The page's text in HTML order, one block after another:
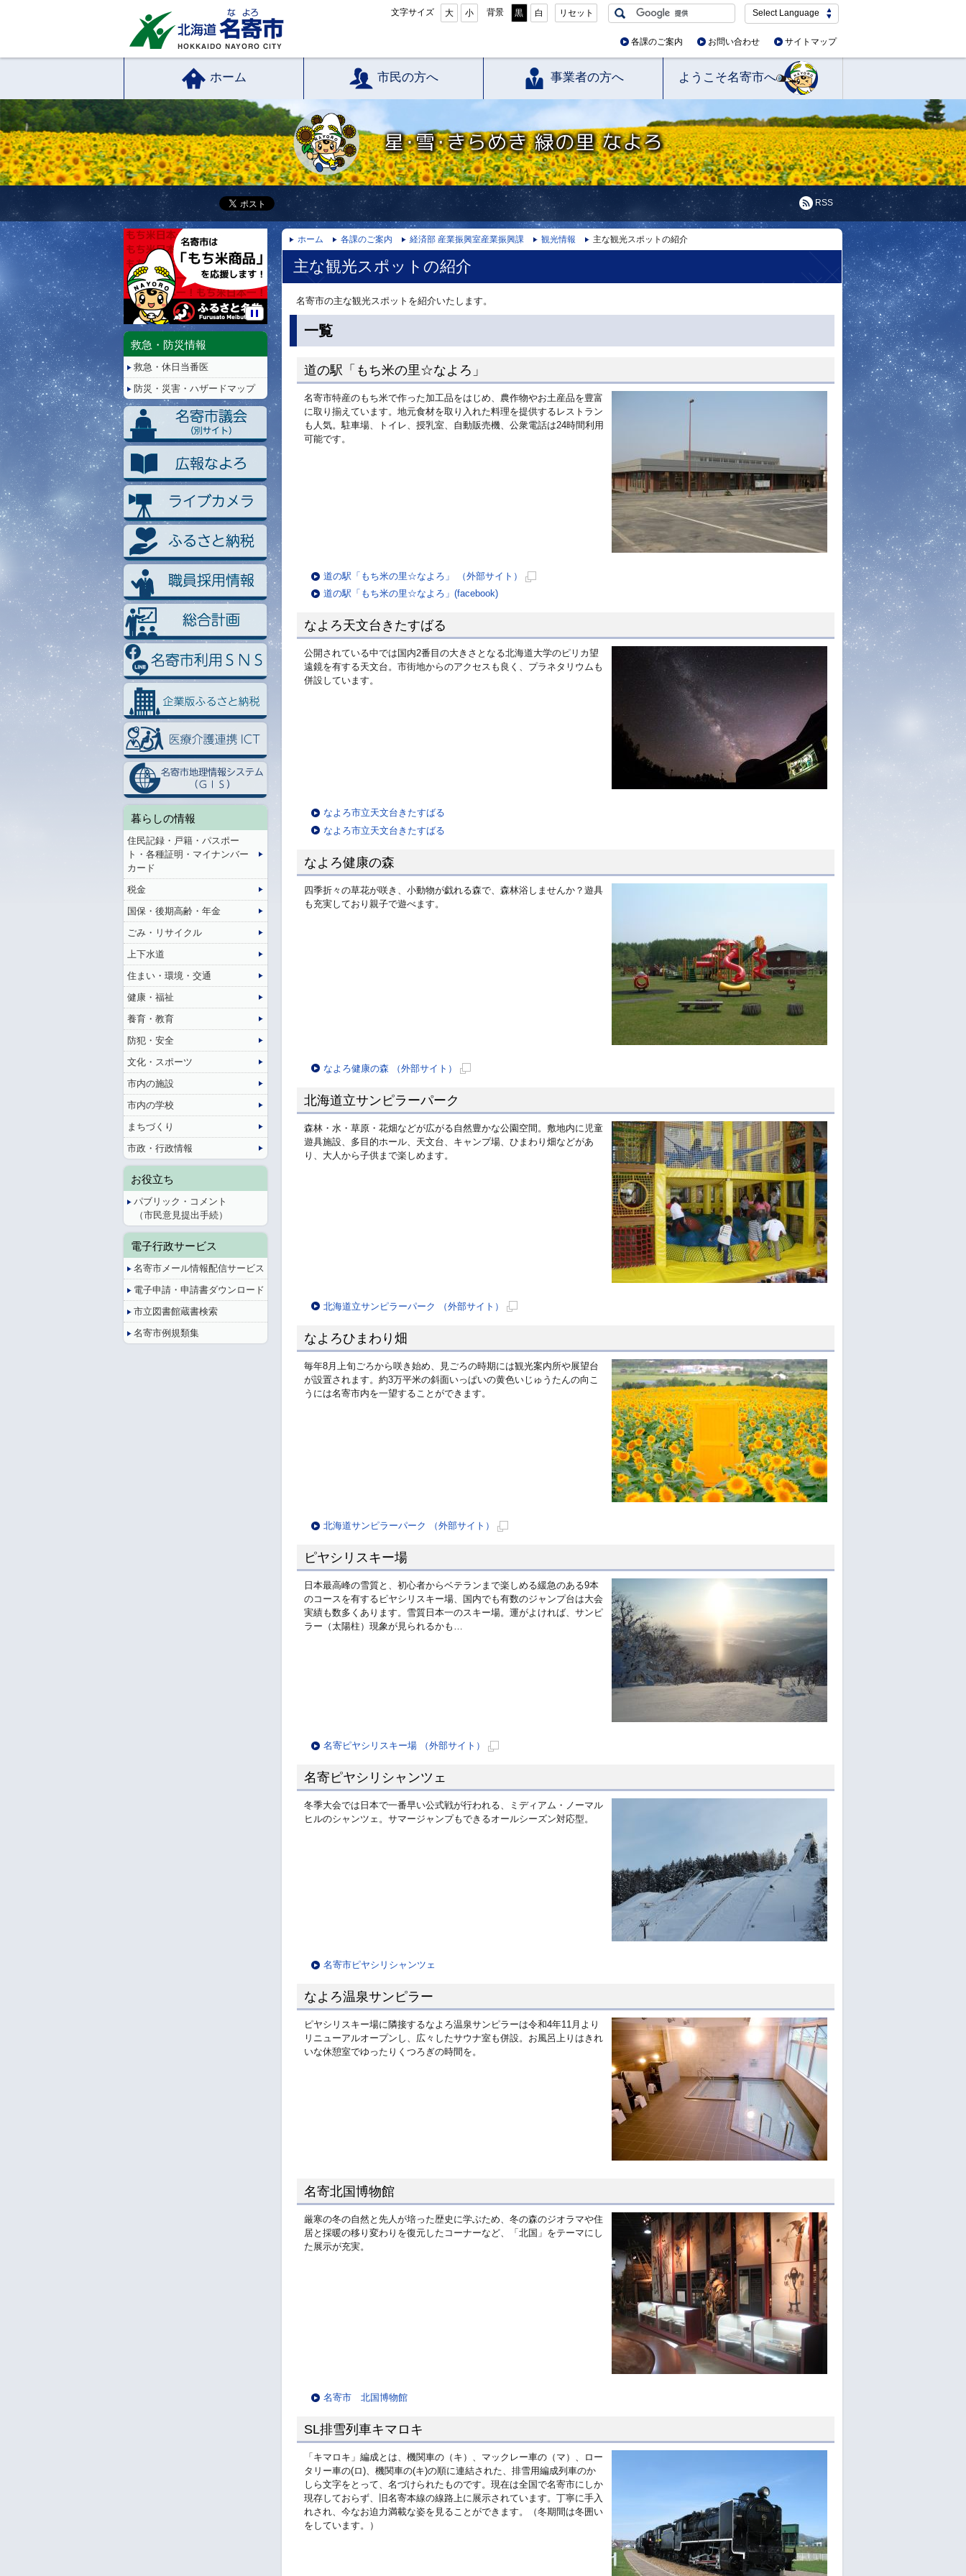
文字サイズ 大 小 背景 黒 白 リセット Select Language
各課のご案内 お問い合わせ サイトマップ
ホーム 市民の方へ 事業者の方へ ようこそ名寄市へ
星・雪・きらめき 緑の里 なよろ
RSS
ホーム 各課のご案内 経済部 産業振興室産業振興課 観光情報 主な観光スポットの紹介
主な観光スポットの紹介
名寄市の主な観光スポットを紹介いたします。
一覧
道の駅「もち米の里☆なよろ」
名寄市特産のもち米で作った加工品をはじめ、農作物やお土産品を豊富
に取り揃えています。地元食材を取り入れた料理を提供するレストラン
も人気。駐車場、トイレ、授乳室、自動販売機、公衆電話は24時間利用
可能です。
道の駅「もち米の里☆なよろ」 （外部サイト）
ー
ジ
で
道の駅「もち米の里☆なよろ」(facebook)
なよろ天文台きたすばる
公開されている中では国内2番目の大きさとなる北海道大学のピリカ望
遠鏡を有する天文台。市街地からのアクセスも良く、プラネタリウムも
併設しています。
なよろ市立天文台きたすばる
なよろ市立天文台きたすばる
なよろ健康の森
四季折々の草花が咲き、小動物が戯れる森で、森林浴しませんか？遊具
も充実しており親子で遊べます。
なよろ健康の森 （外部サイト）
ペ
ー
ジ
北海道立サンピラーパーク
森林・水・草原・花畑などが広がる自然豊かな公園空間。敷地内に児童
遊具施設、多目的ホール、天文台、キャンプ場、ひまわり畑などがあ
り、大人から子供まで楽しめます。
北海道立サンピラーパーク （外部サイト）
ペ
ー
ジ
なよろひまわり畑
毎年8月上旬ごろから咲き始め、見ごろの時期には観光案内所や展望台
が設置されます。約3万平米の斜面いっぱいの黄色いじゅうたんの向こ
うには名寄市内を一望することができます。
北海道サンピラーパーク （外部サイト）
ペ
ー
ジ
ピヤシリスキー場
日本最高峰の雪質と、初心者からベテランまで楽しめる緩急のある9本
のコースを有するピヤシリスキー場、国内でも有数のジャンプ台は大会
実績も数多くあります。雪質日本一のスキー場。運がよければ、サンピ
ラー（太陽柱）現象が見られるかも…
名寄ピヤシリスキー場 （外部サイト）
ペ
ー
ジ
名寄ピヤシリシャンツェ
冬季大会では日本で一番早い公式戦が行われる、ミディアム・ノーマル
ヒルのシャンツェ。サマージャンプもできるオールシーズン対応型。
名寄市ピヤシリシャンツェ
なよろ温泉サンピラー
ピヤシリスキー場に隣接するなよろ温泉サンピラーは令和4年11月より
リニューアルオープンし、広々したサウナ室も併設。お風呂上りはきれ
いな休憩室でゆったりくつろぎの時間を。
名寄北国博物館
厳寒の冬の自然と先人が培った歴史に学ぶため、冬の森のジオラマや住
居と採暖の移り変わりを復元したコーナーなど、「北国」をテーマにし
た展示が充実。
名寄市 北国博物館
SL排雪列車キマロキ
「キマロキ」編成とは、機関車の（キ）、マックレー車の（マ）、ロー
タリー車の(ロ)、機関車の(キ)の順に連結された、排雪用編成列車のか
しら文字をとって、名づけられたものです。現在は全国で名寄市にしか
現存しておらず、旧名寄本線の線路上に展示されています。丁寧に手入
れされ、今なお迫力満載な姿を見ることができます。（冬期間は冬囲い
をしています。）
停
再
救急・防災情報
救急・休日当番医
防災・災害・ハザードマップ
暮らしの情報
住民記録・戸籍・パスポー
ト・各種証明・マイナンバー
カード
税金
国保・後期高齢・年金
ごみ・リサイクル
上下水道
住まい・環境・交通
健康・福祉
養育・教育
防犯・安全
文化・スポーツ
市内の施設
市内の学校
まちづくり
市政・行政情報
お役立ち
パブリック・コメント
（市民意見提出手続）
電子行政サービス
名寄市メール情報配信サービス
電子申請・申請書ダウンロード
市立図書館蔵書検索
名寄市例規類集